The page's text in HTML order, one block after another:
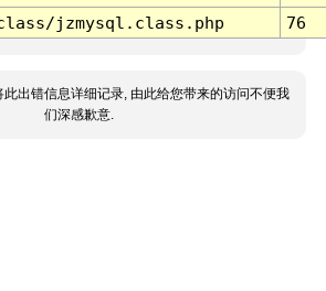
jzmysql.class.php 76
此出错信息详细记录, 由此给您带来的访问不便我
们深感歉意.